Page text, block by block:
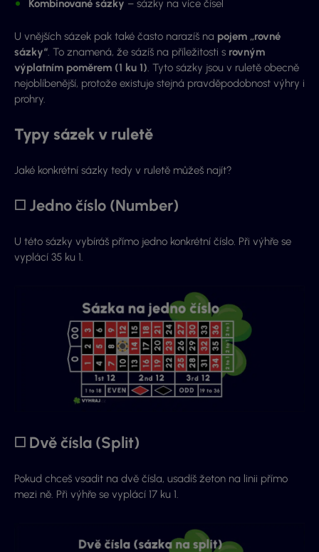
Kombinované sázky – sázky na více čísel
U vnějších sázek pak také často narazíš na pojem „rovné
sázky“. To znamená, že sázíš na příležitosti s rovným
výplatním poměrem (1 ku 1). Tyto sázky jsou v ruletě obecně
nejoblíbenější, protože existuje stejná pravděpodobnost výhry i
prohry.
Typy sázek v ruletě
Jaké konkrétní sázky tedy v ruletě můžeš najít?
◻️ Jedno číslo (Number)
U této sázky vybíráš přímo jedno konkrétní číslo. Při výhře se
vyplácí 35 ku 1.
◻️ Dvě čísla (Split)
Pokud chceš vsadit na dvě čísla, usadíš žeton na linii přímo
mezi ně. Při výhře se vyplácí 17 ku 1.